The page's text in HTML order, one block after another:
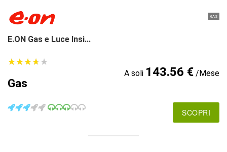
GAS
E.ON Gas e Luce Insi...
★★★★★
★★★★★
Gas
A soli 143.56 €/Mese
SCOPRI